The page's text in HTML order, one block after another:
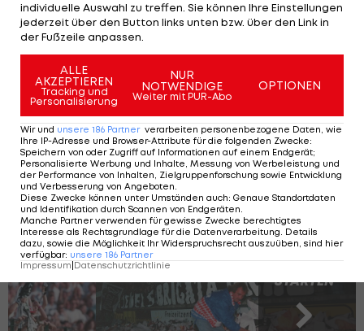
drei zu finden.
Das erste Saisonduell konnte Rapid mit 2:1 in Graz
für sich entscheiden.
Tabelle der ADMIRAL Bundesliga >>>
LIVE-Ticker:
Sturm vs. Rapid: Die besten Fan-Bilder
SLIDESHOW
STARTEN
individuelle Auswahl zu treffen. Sie können Ihre Einstellungen
jederzeit über den Button links unten bzw. über den Link in
der Fußzeile anpassen.
ALLE
AKZEPTIEREN
Tracking und
Personalisierung
NUR
NOTWENDIGE
Weiter mit PUR-Abo
OPTIONEN
Wir und unsere 186 Partner verarbeiten personenbezogene Daten, wie
Ihre IP-Adresse und Browser-Attribute für die folgenden Zwecke:
Speichern von oder Zugriff auf Informationen auf einem Endgerät;
Personalisierte Werbung und Inhalte, Messung von Werbeleistung und
der Performance von Inhalten, Zielgruppenforschung sowie Entwicklung
und Verbesserung von Angeboten.
Diese Zwecke können unter Umständen auch: Genaue Standortdaten
und Identifikation durch Scannen von Endgeräten.
Manche Partner verwenden für gewisse Zwecke berechtigtes
Interesse als Rechtsgrundlage für die Datenverarbeitung. Details
dazu, sowie die Möglichkeit Ihr Widerspruchsrecht auszuüben, sind hier
verfügbar: unsere 186 Partner
Impressum Datenschutzrichtlinie